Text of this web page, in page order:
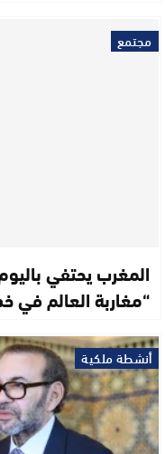
مجتمع
المغرب يحتفي
“مغاربة العالم في
أنشطة ملكية